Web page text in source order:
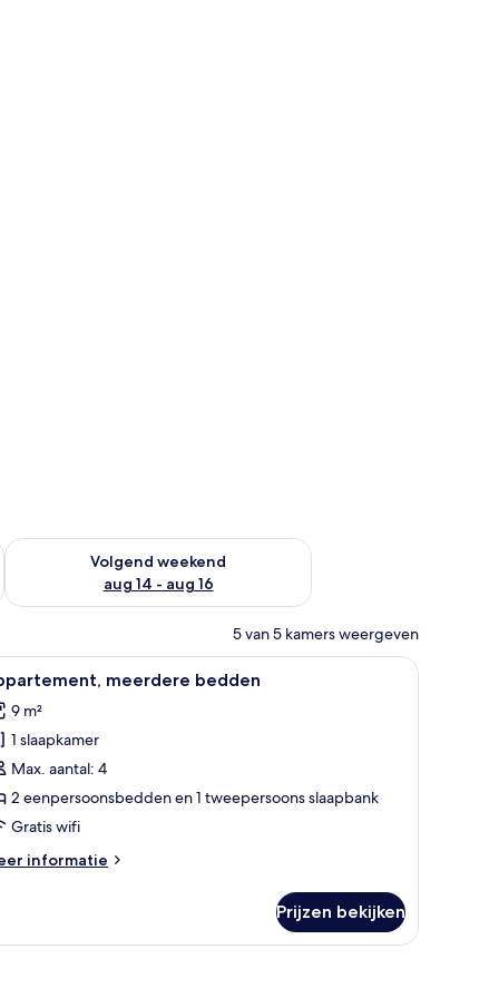
weekend aug 7 - aug 9
Volgend weekend
aug 14 - aug 16
De beschikbaarheid controleren voor volgend weekend aug
5 van 5 kamers weergeven
wifi, beddengoed Een kamer met twee eenpersoonsbedden,
9 meerdere bedden
9 m²
1 slaapkamer
Max. aantal: 4
2 eenpersoonsbedden en 1 tweepersoons slaapbank
Gratis wifi
informatie
Prijzen bekijken
wandlamp.
een witte trap en potplanten.